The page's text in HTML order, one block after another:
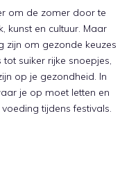
om de zomer door te
kunst en cultuur. Maar
zijn om gezonde keuzes
suiker rijke snoepjes,
op je gezondheid. In
je op moet letten en
tijdens festivals.